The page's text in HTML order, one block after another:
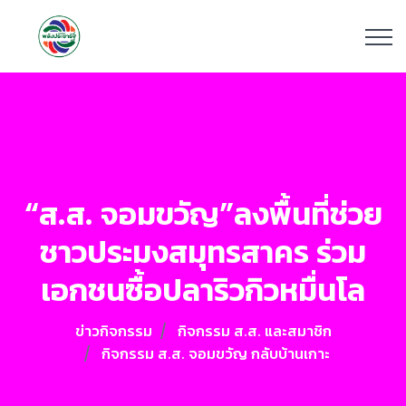
“ส.ส. จอมขวัญ”ลงพื้นที่ช่วย
ชาวประมงสมุทรสาคร ร่วม
เอกชนซื้อปลาริวกิวหมื่นโล
ข่าวกิจกรรม
กิจกรรม ส.ส. และสมาชิก
กิจกรรม ส.ส. จอมขวัญ กลับบ้านเกาะ